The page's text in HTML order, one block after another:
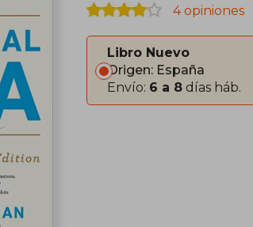
4 opiniones
Libro Nuevo
Origen: España
Envío: 6 a 8 días háb.